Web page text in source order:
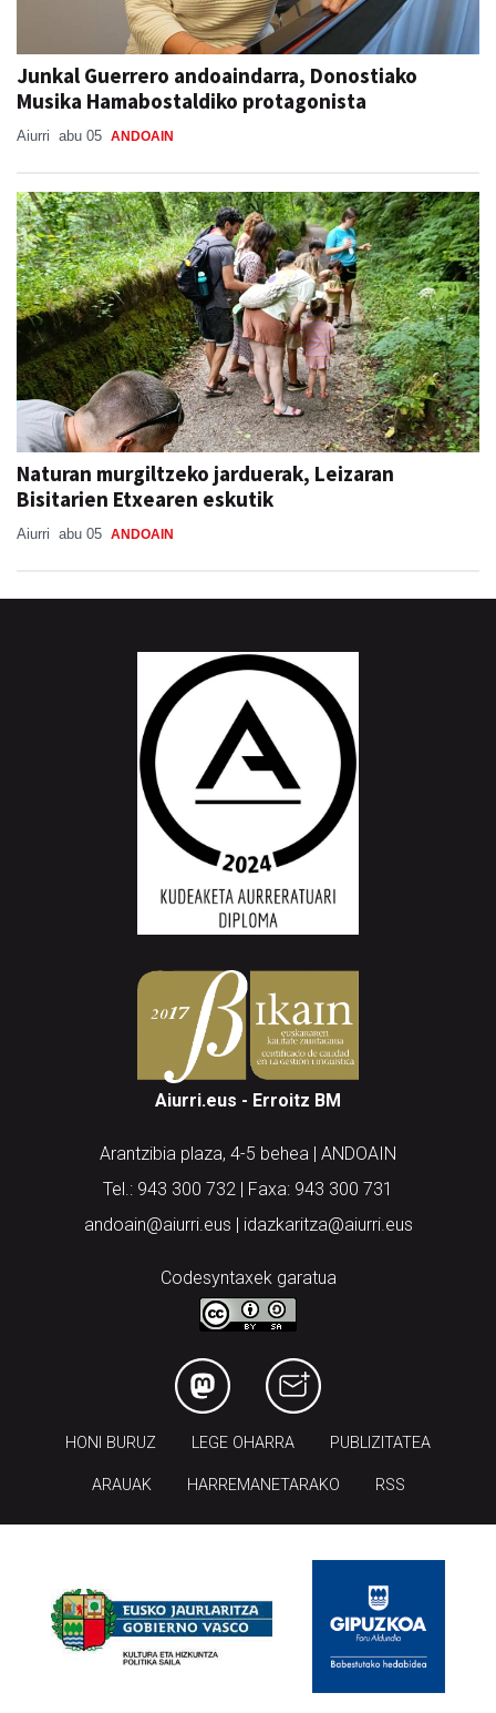
Junkal Guerrero andoaindarra, Donostiako
Musika Hamabostaldiko protagonista
Aiurri abu 05 ANDOAIN
Naturan murgiltzeko jarduerak, Leizaran
Bisitarien Etxearen eskutik
Aiurri abu 05 ANDOAIN
Aiurri.eus - Erroitz BM
Arantzibia plaza, 4-5 behea | ANDOAIN
Tel.: 943 300 732 | Faxa: 943 300 731
andoain@aiurri.eus | idazkaritza@aiurri.eus
Codesyntaxek garatua
HONI BURUZ LEGE OHARRA PUBLIZITATEA
ARAUAK HARREMANETARAKO RSS